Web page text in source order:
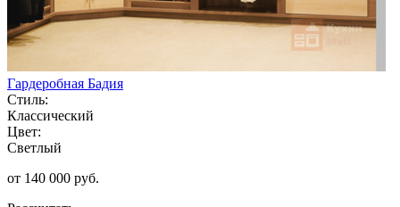
Гардеробная Бадия
Стиль:
Классический
Цвет:
Светлый
от 140 000 руб.